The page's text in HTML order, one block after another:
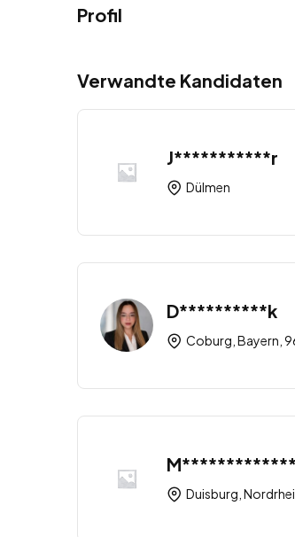
Profil
Verwandte Kandidaten
J***********r
Dülmen
D**********k
Coburg, Bayern,
Duisburg,